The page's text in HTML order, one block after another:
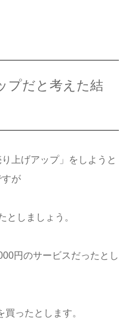
プだと考えた結
上げアップ」をしようと
が
としましょう。
円のサービスだったとし
ったとします。